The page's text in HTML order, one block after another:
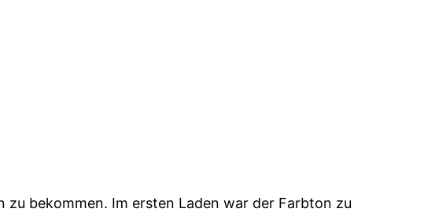
bekommen. Im ersten Laden war der Farbton zu